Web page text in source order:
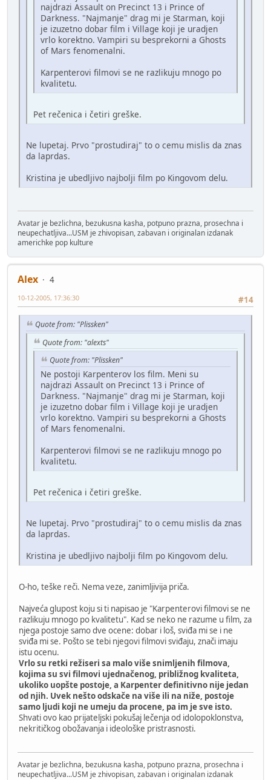
najdrazi Assault on Precinct 13 i Prince of
Darkness. "Najmanje" drag mi je Starman, koji
je izuzetno dobar film i Village koji je uradjen
vrlo korektno. Vampiri su besprekorni a Ghosts
of Mars fenomenalni.
Karpenterovi filmovi se ne razlikuju mnogo po
kvalitetu.
Pet rečenica i četiri greške.
Ne lupetaj. Prvo "prostudiraj" to o cemu mislis da znas
da laprdas.
Kristina je ubedljivo najbolji film po Kingovom delu.
Avatar je bezlichna, bezukusna kasha, potpuno prazna, prosechna i
neupechatljiva...USM je zhivopisan, zabavan i originalan izdanak
americhke pop kulture
Alex
4
#14
10-12-2005, 17:36:30
Quote from: "Plissken"
Quote from: "alexts"
Quote from: "Plissken"
Ne postoji Karpenterov los film. Meni su
najdrazi Assault on Precinct 13 i Prince of
Darkness. "Najmanje" drag mi je Starman, koji
je izuzetno dobar film i Village koji je uradjen
vrlo korektno. Vampiri su besprekorni a Ghosts
of Mars fenomenalni.
Karpenterovi filmovi se ne razlikuju mnogo po
kvalitetu.
Pet rečenica i četiri greške.
Ne lupetaj. Prvo "prostudiraj" to o cemu mislis da znas
da laprdas.
Kristina je ubedljivo najbolji film po Kingovom delu.
O-ho, teške reči. Nema veze, zanimljivija priča.
Najveća glupost koju si ti napisao je "Karpenterovi filmovi se ne
razlikuju mnogo po kvalitetu". Kad se neko ne razume u film, za
njega postoje samo dve ocene: dobar i loš, sviđa mi se i ne
sviđa mi se. Pošto se tebi njegovi filmovi sviđaju, znači imaju
istu ocenu.
Vrlo su retki režiseri sa malo više snimljenih filmova,
kojima su svi filmovi ujednačenog, približnog kvaliteta,
ukoliko uopšte postoje, a Karpenter definitivno nije jedan
od njih. Uvek nešto odskače na više ili na niže, postoje
samo ljudi koji ne umeju da procene, pa im je sve isto.
Shvati ovo kao prijateljski pokušaj lečenja od idolopoklonstva,
nekritičkog obožavanja i ideološke pristrasnosti.
Avatar je bezlichna, bezukusna kasha, potpuno prazna, prosechna i
neupechatljiva...USM je zhivopisan, zabavan i originalan izdanak